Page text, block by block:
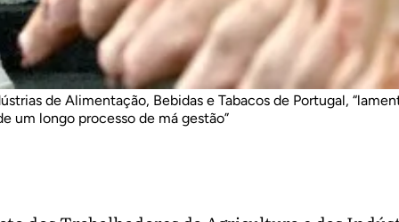
de Alimentação, Bebidas e Tabacos de Portugal,
um longo processo de má gestão”